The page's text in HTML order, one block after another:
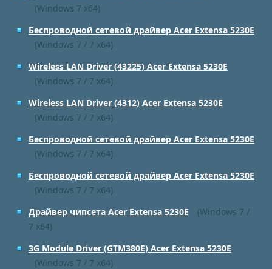
(Windows 7 x64)
Беспроводной сетевой драйвер Acer Extensa 5230E
(Windows 7 / 7 x64)
Wireless LAN Driver (43225) Acer Extensa 5230E
(Windows 7 / 7 x64)
Wireless LAN Driver (4312) Acer Extensa 5230E
(Windows 7 / 7 x64)
Беспроводной сетевой драйвер Acer Extensa 5230E
(Windows 7 / 7 x64)
Беспроводной сетевой драйвер Acer Extensa 5230E
(Windows 7 / 7 x64)
Драйвер чипсета Acer Extensa 5230E
(Windows 7 /
7 x64)
3G Module Driver (GTM380E) Acer Extensa 5230E
(Windows 7 / 7 x64)